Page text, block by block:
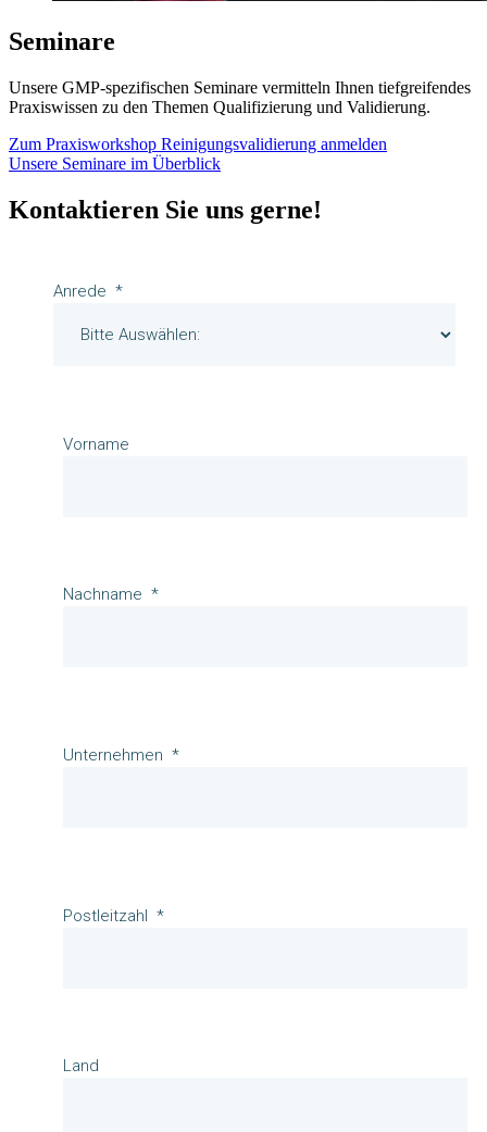
Seminare
Unsere GMP-spezifischen Seminare vermitteln Ihnen tiefgreifendes
Praxiswissen zu den Themen Qualifizierung und Validierung.
Zum Praxisworkshop Reinigungsvalidierung anmelden
Unsere Seminare im Überblick
Kontaktieren Sie uns gerne!
Anrede
Vorname
Nachname
Unternehmen
Postleitzahl
Land